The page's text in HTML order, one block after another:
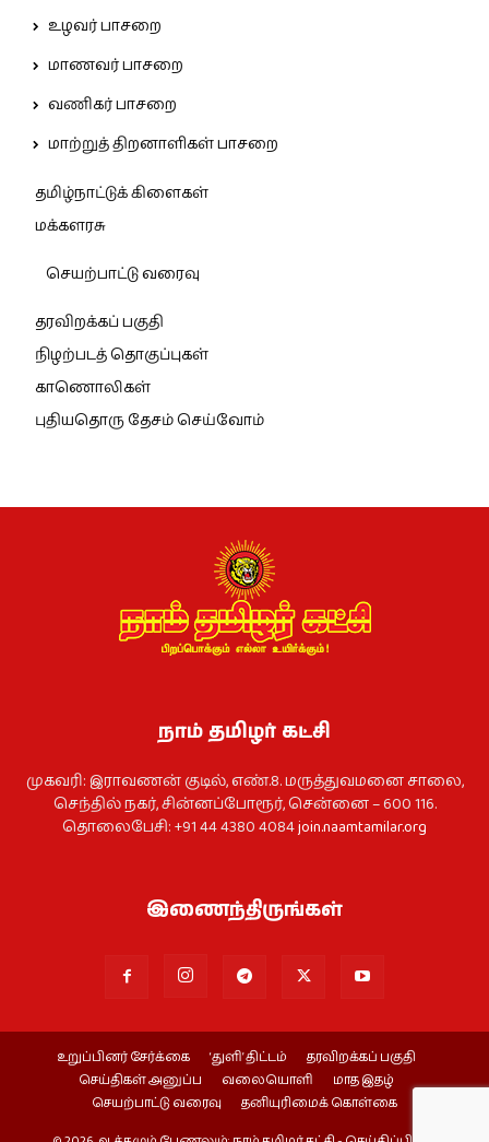
உழவர் பாசறை
மாணவர் பாசறை
வணிகர் பாசறை
மாற்றுத் திறனாளிகள் பாசறை
தமிழ்நாட்டுக் கிளைகள்
மக்களரசு
செயற்பாட்டு வரைவு
தரவிறக்கப் பகுதி
நிழற்படத் தொகுப்புகள்
காணொலிகள்
புதியதொரு தேசம் செய்வோம்
நாம் தமிழர் கட்சி
முகவரி: இராவணன் குடில், எண்.8. மருத்துவமனை சாலை,
செந்தில் நகர், சின்னப்போரூர், சென்னை – 600 116.
தொலைபேசி: +91 44 4380 4084join.naamtamilar.org
இணைந்திருங்கள்
உறுப்பினர் சேர்க்கை ‘துளி’ திட்டம்
தரவிறக்கப் பகுதி
செய்திகள் அனுப்ப
வலையொளி
மாத இதழ்
செயற்பாட்டு வரைவு
தனியுரிமைக் கொள்கை